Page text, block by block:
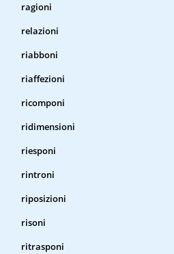
ragioni
relazioni
riabboni
riaffezioni
ricomponi
ridimensioni
riesponi
rintroni
riposizioni
risoni
ritrasponi